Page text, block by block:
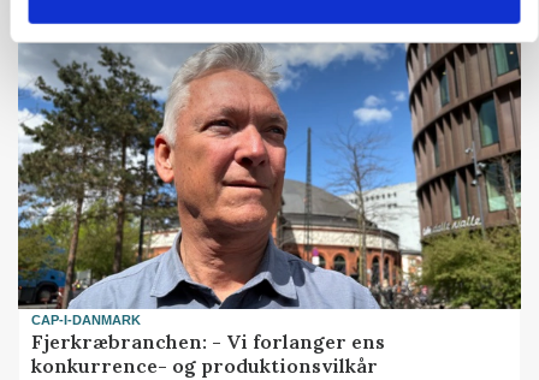
CAP-I-DANMARK
Fjerkræbranchen: - Vi forlanger ens
konkurrence- og produktionsvilkår